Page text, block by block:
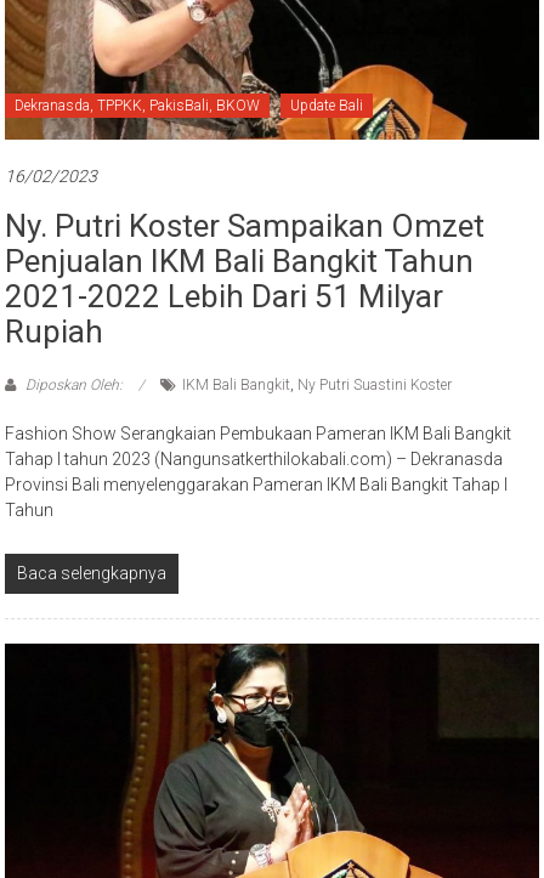
Bali
Dekranasda, TPPKK, PakisBali, BKOW Update Bali
16/02/2023
Ny. Putri Koster Sampaikan Omzet
Penjualan IKM Bali Bangkit Tahun
2021-2022 Lebih Dari 51 Milyar
Rupiah
Diposkan Oleh: IKM Bali Bangkit Ny Putri Suastini Koster
Fashion Show Serangkaian Pembukaan Pameran IKM Bali Bangkit
Tahap I tahun 2023 (Nangunsatkerthilokabali.com) – Dekranasda
Provinsi Bali menyelenggarakan Pameran IKM Bali Bangkit Tahap I
Tahun
Baca selengkapnya